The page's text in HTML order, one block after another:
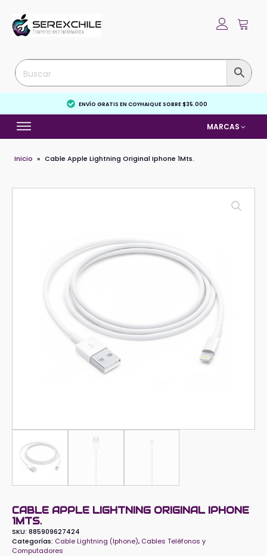
ENVÍO GRATIS EN COYHAIQUE SOBRE $35.000
MARCAS
Inicio » Cable Apple Lightning Original Iphone 1Mts.
CABLE APPLE LIGHTNING ORIGINAL IPHONE
1MTS.
SKU: 885909627424
Categorías: Cable Lightning (Iphone), Cables Teléfonos y
Computadores